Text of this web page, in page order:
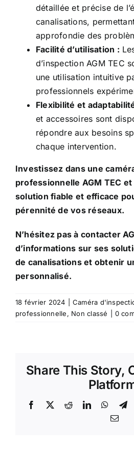
détaillée et précise de
canalisations,
approfondie des
Facilité d’utilisation :
d’inspection AGM TEC
une utilisation intuitive
professionnels
Flexibilité et
et accessoires sont
répondre aux besoins
chaque intervention.
Investissez dans une
professionnelle AGM TEC
solution fiable et efficace
pérennité de vos réseaux.
N’hésitez pas à contacter
d’informations sur ses
de canalisations et obtenir
personnalisé.
18 février 2024
Caméra
professionnelle, Non classé 0
Share This Story,
Facebook
X RedditLinkedIn
Email